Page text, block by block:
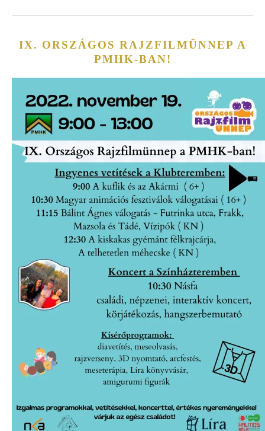
IX. ORSZÁGOS RAJZFILMÜNNEP A
PMHK-BAN!